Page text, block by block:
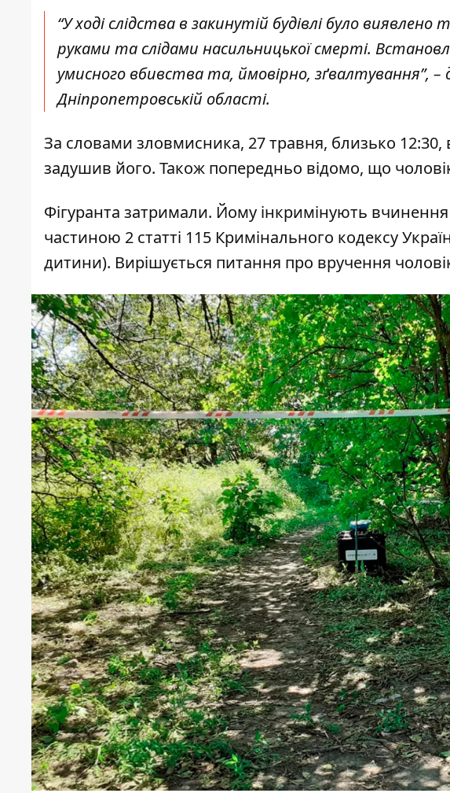
“У ході слідства в закинутій будівлі було
руками та слідами насильницької смерті.
умисного вбивства та, ймовірно, зґвалтування”, –
Дніпропетровській області.
За словами зловмисника, 27 травня, близько 12:30,
задушив його. Також попередньо відомо, що
Фігуранта затримали. Йому інкримінують
частиною 2 статті 115 Кримінального кодексу
дитини). Вирішується питання про вручення